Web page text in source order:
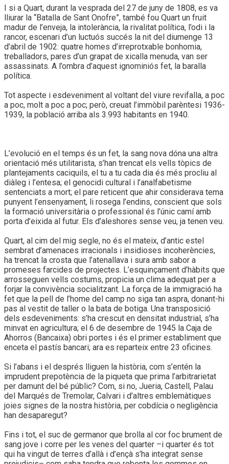
I si a Quart, durant la vesprada del 27 de juny de 1808, es va
lliurar la “Batalla de Sant Onofre”, també fou Quart un fruit
madur de l’enveja, la intolerància, la rivalitat política, l’odi i la
rancor, escenari d’un luctuós succés la nit del diumenge 13
d’abril de 1902: quatre homes d’irreprotxable bonhomia,
treballadors, pares d’un grapat de xicalla menuda, van ser
assassinats. A l’ombra d’aquest ignominiós fet, la baralla
política.
Tot aspecte i esdeveniment al voltant del viure revifalla, a poc
a poc, molt a poc a poc; però, creuat l’immòbil parèntesi 1936-
1939, la població arriba als 3.993 habitants en 1940.
L’evolució en el temps és un fet, la sang nova dóna una altra
orientació més utilitarista, s’han trencat els vells tòpics de
plantejaments caciquils, el tu a tu cada dia és més procliu al
diàleg i l’entesa; el genocidi cultural i l’analfabetisme
sentenciats a mort; el pare reticent que ahir considerava tema
punyent l’ensenyament, li rosega l’endins, conscient que sols
la formació universitària o professional és l’únic camí amb
porta d’eixida al futur. Els d’aleshores sense veu, ja tenen veu.
Quart, al cim del mig segle, no és el mateix, d’antic estel
sembrat d’amenaces irracionals i insidioses incoherències,
ha trencat la crosta que l’atenallava i sura amb sabor a
promeses farcides de projectes. L’esquinçament d’hàbits que
arrosseguen vells costums, propicia un clima adequat per a
forjar la convivència socialitzant. La força de la immigració ha
fet que la pell de l’home del camp no siga tan aspra, donant-hi
pas al vestit de taller o la bata de botiga. Una transposició
dels esdeveniments: s’ha crescut en densitat industrial, s’ha
minvat en agricultura; el 6 de desembre de 1945 la Caja de
Ahorros (Bancaixa) obri portes i és el primer establiment que
enceta el pastís bancari; ara es reparteix entre 23 oficines.
Si l’abans i el després lliguen la història, com s’entén la
imprudent prepotència de la piqueta que prima l’arbitrarietat
per damunt del bé públic? Com, si no, Jueria, Castell, Palau
del Marqués de Tremolar, Calvari i d’altres emblemàtiques
joies signes de la nostra història, per cobdícia o negligència
han desaparegut?
Fins i tot, el suc de germanor que brolla al cor foc brument de
sang jove i corre per les venes del quarter –i quarter és tot
qui ha vingut de terres d’allà i d’ençà s’ha integrat sense